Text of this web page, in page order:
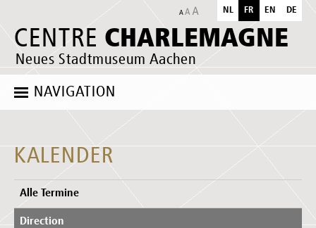
CENTRE CHARLEMAGNE
Neues Stadtmuseum Aachen
NL FR EN DE
NAVIGATION
KALENDER
Alle Termine
Direction